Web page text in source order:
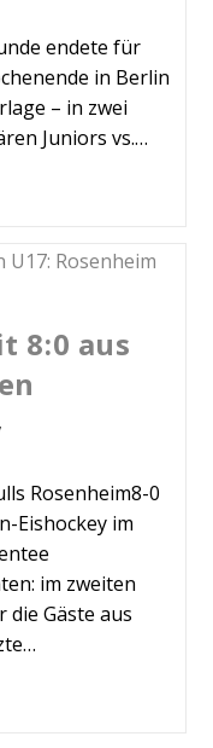
endete für
in Berlin
– in zwei
Juniors vs.…
8:0 aus
Rosenheim8-0
Eishockey im
im zweiten
Gäste aus